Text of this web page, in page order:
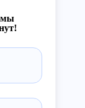
мы